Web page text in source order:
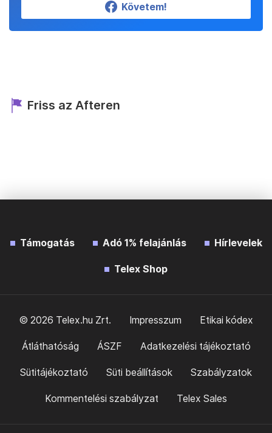
Követem!
Friss az Afteren
Támogatás Adó 1% felajánlás Hírlevelek
Telex Shop
© 2026 Telex.hu Zrt. Impresszum Etikai kódex
Átláthatóság ÁSZF Adatkezelési tájékoztató
Sütitájékoztató Süti beállítások Szabályzatok
Kommentelési szabályzat Telex Sales